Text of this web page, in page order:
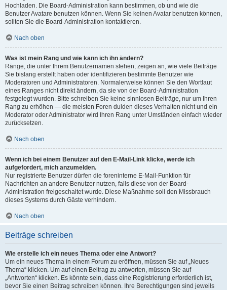
Hochladen. Die Board-Administration kann bestimmen, ob und wie die
Benutzer Avatare benutzen können. Wenn Sie keinen Avatar benutzen können,
sollten Sie die Board-Administration kontaktieren.
Nach oben
Was ist mein Rang und wie kann ich ihn ändern?
Ränge, die unter Ihrem Benutzernamen stehen, zeigen an, wie viele Beiträge
Sie bislang erstellt haben oder identifizieren bestimmte Benutzer wie
Moderatoren und Administratoren. Normalerweise können Sie den Wortlaut
eines Ranges nicht direkt ändern, da sie von der Board-Administration
festgelegt wurden. Bitte schreiben Sie keine sinnlosen Beiträge, nur um Ihren
Rang zu erhöhen — die meisten Foren dulden dieses Verhalten nicht und ein
Moderator oder Administrator wird Ihren Rang unter Umständen einfach wieder
zurücksetzen.
Nach oben
Wenn ich bei einem Benutzer auf den E-Mail-Link klicke, werde ich
aufgefordert, mich anzumelden.
Nur registrierte Benutzer dürfen die foreninterne E-Mail-Funktion für
Nachrichten an andere Benutzer nutzen, falls diese von der Board-
Administration freigeschaltet wurde. Diese Maßnahme soll den Missbrauch
dieses Systems durch Gäste verhindern.
Nach oben
Beiträge schreiben
Wie erstelle ich ein neues Thema oder eine Antwort?
Um ein neues Thema in einem Forum zu eröffnen, müssen Sie auf „Neues
Thema“ klicken. Um auf einen Beitrag zu antworten, müssen Sie auf
„Antworten“ klicken. Es könnte sein, dass eine Registrierung erforderlich ist,
bevor Sie einen Beitrag schreiben können. Ihre Berechtigungen sind jeweils